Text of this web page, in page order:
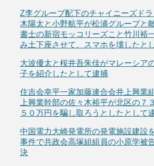
Z李グループ配下のチャイニーズド
木陽太と小野航平が松浦グループと
書士の新宿モッコリーズこと竹川裕
み土下座させて、スマホを壊したと
大波優太と桜井吾朱佳がマレーシア
子を紹介したとして逮捕
住吉会幸平一家加藤連合会井上興業
上興業幹部の佐々木裕平が北区の７
５０万円を騙し取ろうとしたとして
中国電力大崎発電所の発電施設建設
事件で共政会高塚組組員の小原学被
決